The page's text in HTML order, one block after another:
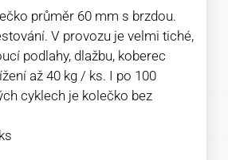
průměr 60 mm s brzdou.
V provozu je velmi tiché,
podlahy, dlažbu, koberec
až 40 kg / ks. I po 100
cyklech je kolečko bez